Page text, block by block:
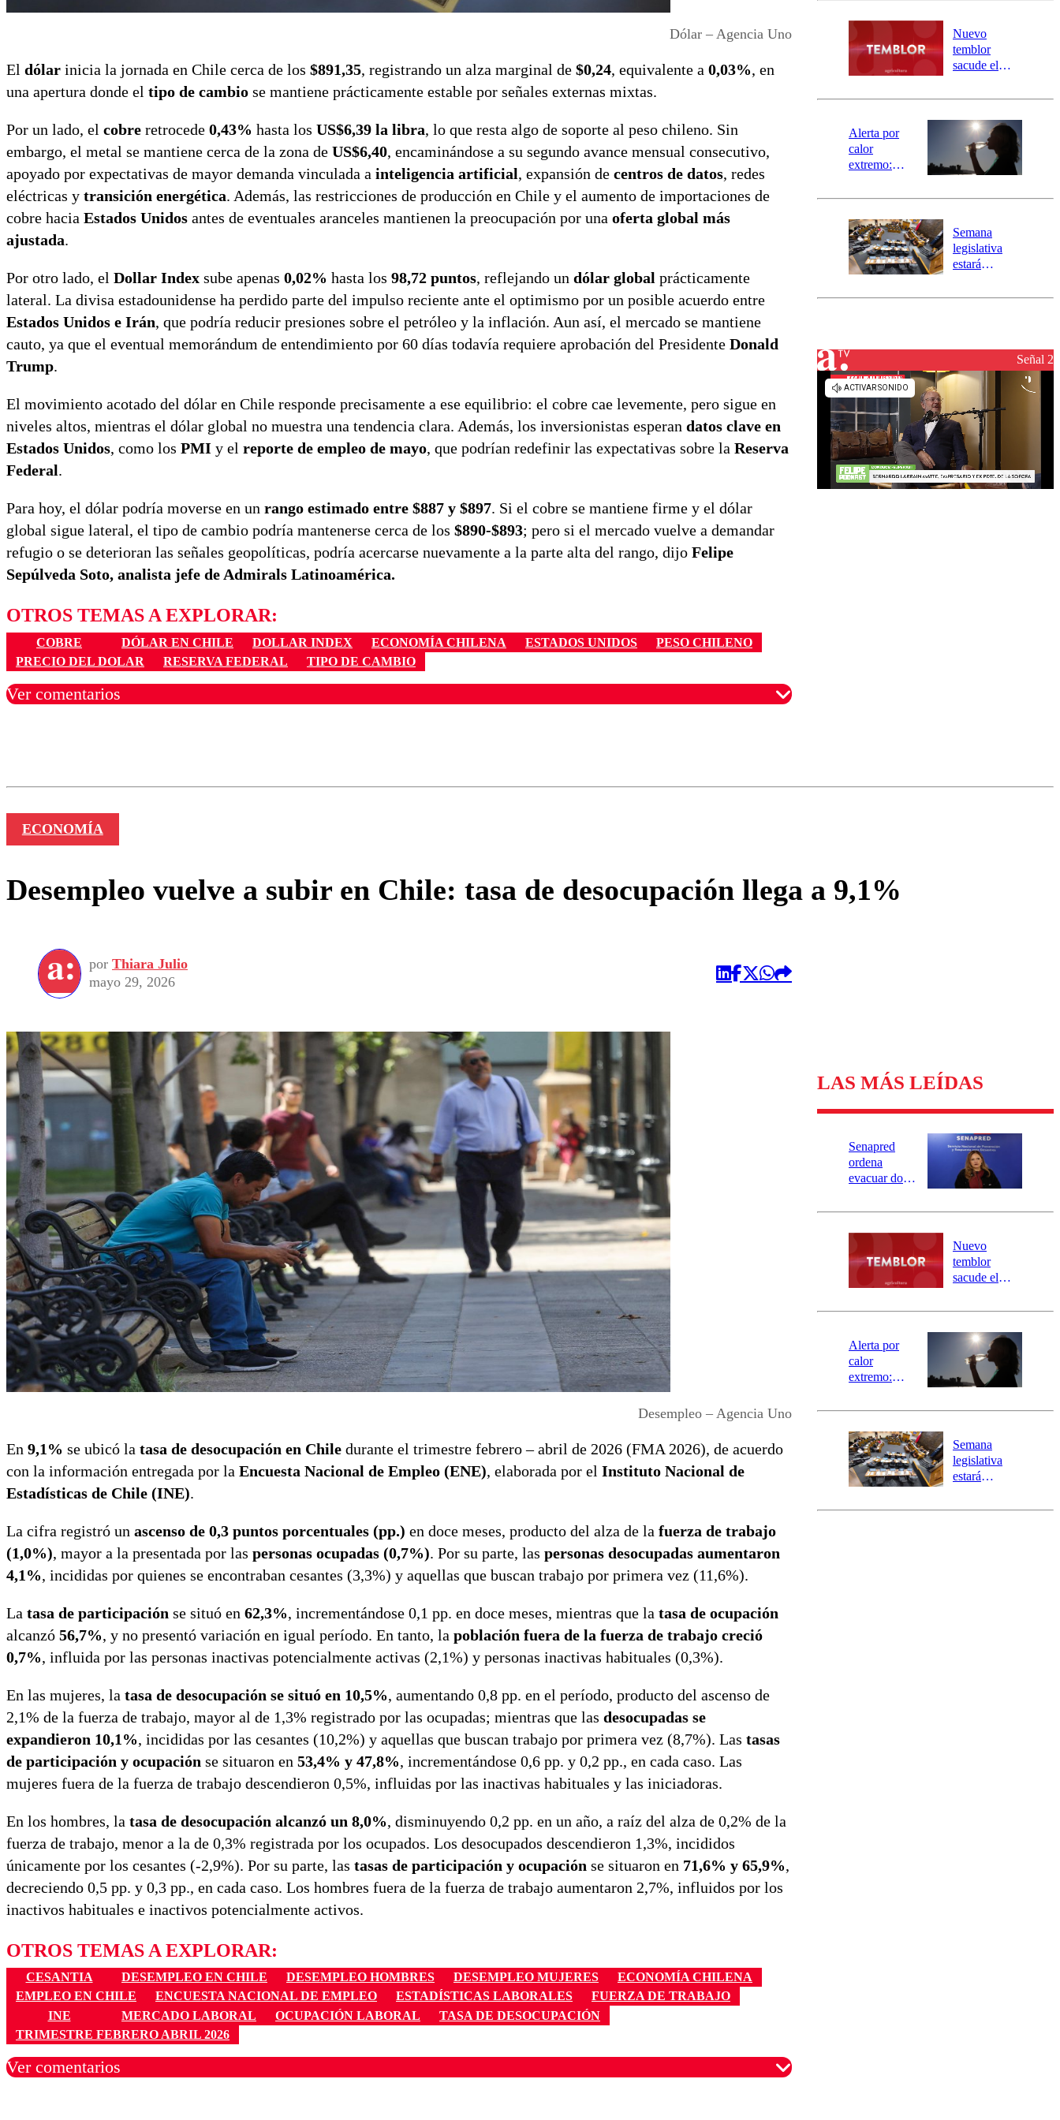
Dólar – Agencia Uno
El dólar inicia la jornada en Chile cerca de los $891,35, registrando un alza marginal de $0,24, equivalente a 0,03%, en
una apertura donde el tipo de cambio se mantiene prácticamente estable por señales externas mixtas.
Por un lado, el cobre retrocede 0,43% hasta los US$6,39 la libra, lo que resta algo de soporte al peso chileno. Sin
embargo, el metal se mantiene cerca de la zona de US$6,40, encaminándose a su segundo avance mensual consecutivo,
apoyado por expectativas de mayor demanda vinculada a inteligencia artificial, expansión de centros de datos, redes
eléctricas y transición energética. Además, las restricciones de producción en Chile y el aumento de importaciones de
cobre hacia Estados Unidos antes de eventuales aranceles mantienen la preocupación por una oferta global más
ajustada.
Por otro lado, el Dollar Index sube apenas 0,02% hasta los 98,72 puntos, reflejando un dólar global prácticamente
lateral. La divisa estadounidense ha perdido parte del impulso reciente ante el optimismo por un posible acuerdo entre
Estados Unidos e Irán, que podría reducir presiones sobre el petróleo y la inflación. Aun así, el mercado se mantiene
cauto, ya que el eventual memorándum de entendimiento por 60 días todavía requiere aprobación del Presidente Donald
Trump.
El movimiento acotado del dólar en Chile responde precisamente a ese equilibrio: el cobre cae levemente, pero sigue en
niveles altos, mientras el dólar global no muestra una tendencia clara. Además, los inversionistas esperan datos clave en
Estados Unidos, como los PMI y el reporte de empleo de mayo, que podrían redefinir las expectativas sobre la Reserva
Federal.
Para hoy, el dólar podría moverse en un rango estimado entre $887 y $897. Si el cobre se mantiene firme y el dólar
global sigue lateral, el tipo de cambio podría mantenerse cerca de los $890-$893; pero si el mercado vuelve a demandar
refugio o se deterioran las señales geopolíticas, podría acercarse nuevamente a la parte alta del rango, dijo Felipe
Sepúlveda Soto, analista jefe de Admirals Latinoamérica.
OTROS TEMAS A EXPLORAR:
COBRE DÓLAR EN CHILE DOLLAR INDEX ECONOMÍA CHILENA ESTADOS UNIDOS
PESO CHILENO
PRECIO DEL DOLAR
RESERVA FEDERAL TIPO DE CAMBIO
Ver comentarios
río Damas:
activa
mensajería
SAE
Nuevo
temblor
sacude el
revisa la
epicentro
Alerta por
calor
extremo:
activa Alerta
Preventiva en
tres comunas
Semana
legislativa
estará
el fin de la
reconstrucciónSeñal 2
ECONOMÍA
Desempleo vuelve a subir en Chile: tasa de desocupación llega a 9,1%
por Thiara Julio
mayo 29, 2026
Desempleo – Agencia Uno
En 9,1% se ubicó la tasa de desocupación en Chile durante el trimestre febrero – abril de 2026 (FMA 2026), de acuerdo
con la información entregada por la Encuesta Nacional de Empleo (ENE), elaborada por el Instituto Nacional de
Estadísticas de Chile (INE).
La cifra registró un ascenso de 0,3 puntos porcentuales (pp.) en doce meses, producto del alza de la fuerza de trabajo
(1,0%), mayor a la presentada por las personas ocupadas (0,7%). Por su parte, las personas desocupadas aumentaron
4,1%, incididas por quienes se encontraban cesantes (3,3%) y aquellas que buscan trabajo por primera vez (11,6%).
La tasa de participación se situó en 62,3%, incrementándose 0,1 pp. en doce meses, mientras que la tasa de ocupación
alcanzó 56,7%, y no presentó variación en igual período. En tanto, la población fuera de la fuerza de trabajo creció
0,7%, influida por las personas inactivas potencialmente activas (2,1%) y personas inactivas habituales (0,3%).
En las mujeres, la tasa de desocupación se situó en 10,5%, aumentando 0,8 pp. en el período, producto del ascenso de
2,1% de la fuerza de trabajo, mayor al de 1,3% registrado por las ocupadas; mientras que las desocupadas se
expandieron 10,1%, incididas por las cesantes (10,2%) y aquellas que buscan trabajo por primera vez (8,7%). Las tasas
de participación y ocupación se situaron en 53,4% y 47,8%, incrementándose 0,6 pp. y 0,2 pp., en cada caso. Las
mujeres fuera de la fuerza de trabajo descendieron 0,5%, influidas por las inactivas habituales y las iniciadoras.
En los hombres, la tasa de desocupación alcanzó un 8,0%, disminuyendo 0,2 pp. en un año, a raíz del alza de 0,2% de la
fuerza de trabajo, menor a la de 0,3% registrada por los ocupados. Los desocupados descendieron 1,3%, incididos
únicamente por los cesantes (-2,9%). Por su parte, las tasas de participación y ocupación se situaron en 71,6% y 65,9%,
decreciendo 0,5 pp. y 0,3 pp., en cada caso. Los hombres fuera de la fuerza de trabajo aumentaron 2,7%, influidos por los
inactivos habituales e inactivos potencialmente activos.
OTROS TEMAS A EXPLORAR:
CESANTIA DESEMPLEO EN CHILE DESEMPLEO HOMBRES DESEMPLEO MUJERES
ECONOMÍA CHILENA
EMPLEO EN CHILE
ENCUESTA NACIONAL DE EMPLEO ESTADÍSTICAS LABORALES
FUERZA DE TRABAJO
INE
MERCADO LABORAL OCUPACIÓN LABORAL
TASA DE DESOCUPACIÓN
TRIMESTRE FEBRERO ABRIL 2026
Ver comentarios
LAS MÁS LEÍDAS
Senapred
ordena
evacuar dos
Carahue por
río Damas:
activa
mensajería
SAE
Nuevo
temblor
sacude el
revisa la
epicentro
Alerta por
calor
extremo:
activa Alerta
Preventiva en
tres comunas
Semana
legislativa
estará
el fin de la